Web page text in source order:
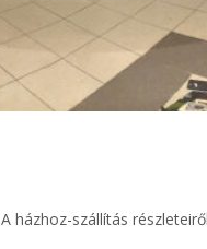
A házhoz-szállítás